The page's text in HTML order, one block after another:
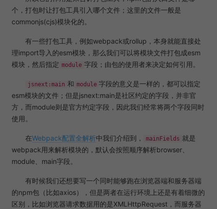
个，打包时让打包工具引入哪个文件；这里的文件一般是
commonjs(cjs)模块化的。
有一些打包工具，例如webpack或rollup，本身就能直接处
理import导入的esm模块，那么我们可以将模块文件打包成esm
模块，然后指定 module 字段；由包的使用者来决定如何引用。
jsnext:main 和 module 字段的意义是一样的，都可以指定
esm模块的文件；但是jsnext:main是社区约定的字段，并非官
方，而module则是官方约定字段，因此我们经常将两个字段同时
使用。
在Webpack配置全解析中我们介绍到， mainFields 就是
webpack用来解析模块的，默认会按照顺序解析browser、
module、main字段。
有时候我们还想要写一个同时能够跑在浏览器端和服务器端
的npm包（比如axios），但是两者在运行环境上还是有着细微的
区别，比如浏览器请求数据用的是XMLHttpRequest，而服务器